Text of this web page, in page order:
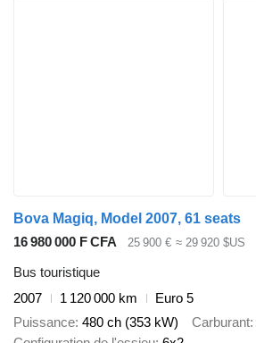
Bova Magiq, Model 2007, 61 seats
16 980 000 F CFA
25 900 € ≈ 29 920 $US
Bus touristique
2007
1 120 000 km
Euro 5
Puissance 480 ch (353 kW) Carburant